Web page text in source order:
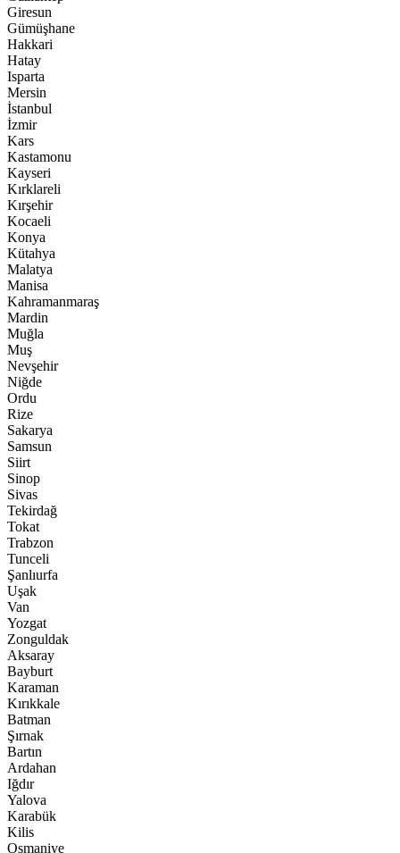
Giresun
Gümüşhane
Hakkari
Hatay
Isparta
Mersin
İstanbul
İzmir
Kars
Kastamonu
Kayseri
Kırklareli
Kırşehir
Kocaeli
Konya
Kütahya
Malatya
Manisa
Kahramanmaraş
Mardin
Muğla
Muş
Nevşehir
Niğde
Ordu
Rize
Sakarya
Samsun
Siirt
Sinop
Sivas
Tekirdağ
Tokat
Trabzon
Tunceli
Şanlıurfa
Uşak
Van
Yozgat
Zonguldak
Aksaray
Bayburt
Karaman
Kırıkkale
Batman
Şırnak
Bartın
Ardahan
Iğdır
Yalova
Karabük
Kilis
Osmaniye